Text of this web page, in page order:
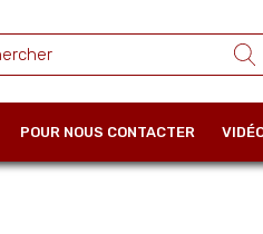
POUR NOUS CONTACTER